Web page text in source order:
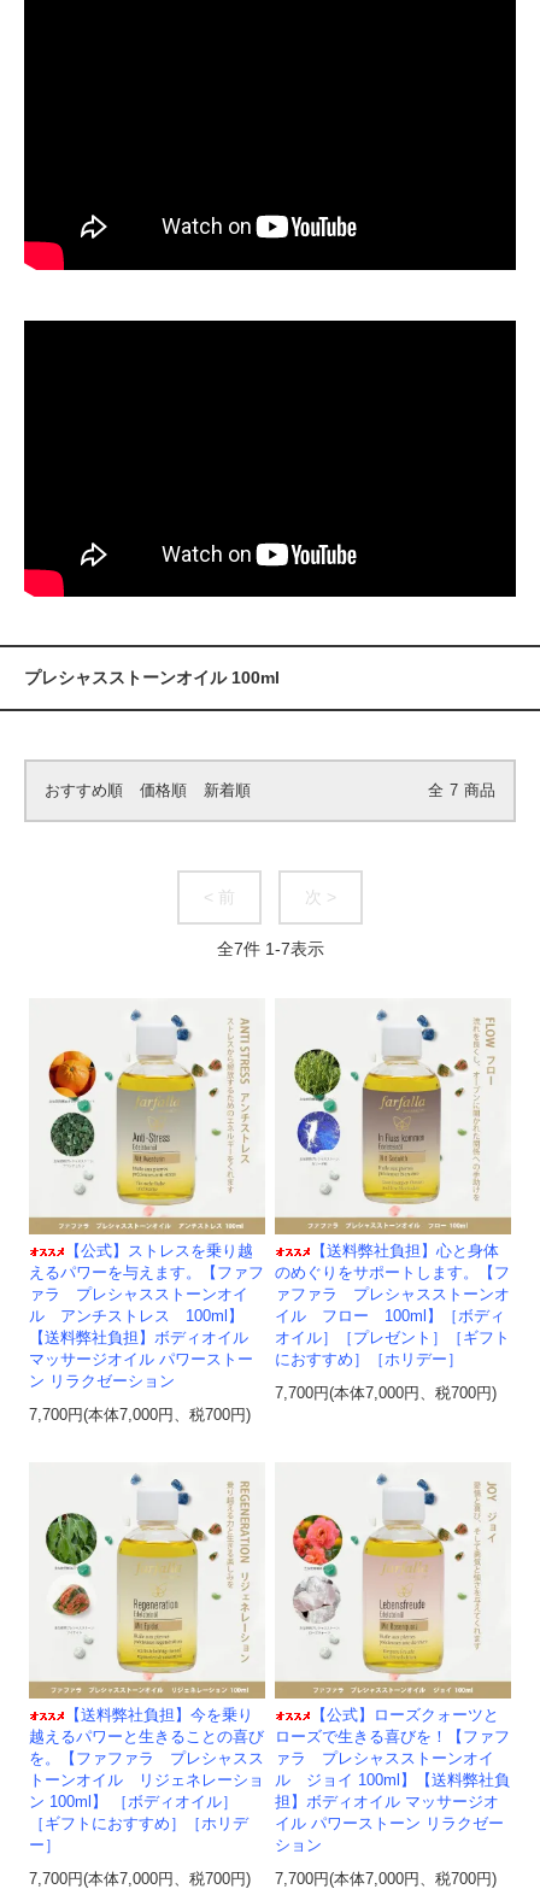
プレシャスストーンオイル 100ml
おすすめ順 価格順 新着順 全 7 商品
< 前 次 >
全7件 1-7表示
【公式】ストレスを乗り越
えるパワーを与えます。【ファフ
ァラ プレシャスストーンオイ
ル アンチストレス 100ml】
【送料弊社負担】ボディオイル
マッサージオイル パワーストー
ン リラクゼーション
7,700円(本体7,000円、税700円)
【送料弊社負担】心と身体
のめぐりをサポートします。【フ
ァファラ プレシャスストーンオ
イル フロー 100ml】［ボディ
オイル］［プレゼント］［ギフト
におすすめ］［ホリデー］
7,700円(本体7,000円、税700円)
【送料弊社負担】今を乗り
越えるパワーと生きることの喜び
を。【ファファラ プレシャスス
トーンオイル リジェネレーショ
ン 100ml】 ［ボディオイル］
［ギフトにおすすめ］［ホリデ
ー］
7,700円(本体7,000円、税700円)
【公式】ローズクォーツと
ローズで生きる喜びを！【ファフ
ァラ プレシャスストーンオイ
ル ジョイ 100ml】【送料弊社負
担】ボディオイル マッサージオ
イル パワーストーン リラクゼー
ション
7,700円(本体7,000円、税700円)